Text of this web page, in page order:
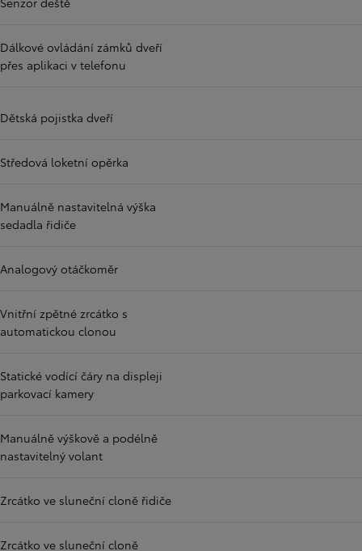
Dálkové ovládání zámků dveří
přes aplikaci v telefonu
Dětská pojistka dveří
Středová loketní opěrka
Manuálně nastavitelná výška
sedadla řidiče
Analogový otáčkoměr
Vnitřní zpětné zrcátko s
automatickou clonou
Statické vodící čáry na displeji
parkovací kamery
Manuálně výškově a podélně
nastavitelný volant
Zrcátko ve sluneční cloně řidiče
Zrcátko ve sluneční cloně